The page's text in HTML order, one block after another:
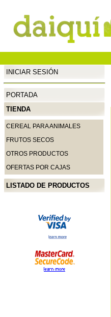
INICIAR SESIÓN
PORTADA
TIENDA
CEREAL PARA ANIMALES
FRUTOS SECOS
OTROS PRODUCTOS
OFERTAS POR CAJAS
LISTADO DE PRODUCTOS